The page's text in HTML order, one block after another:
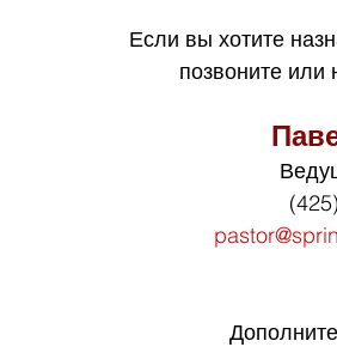
Если вы хотите
позвоните